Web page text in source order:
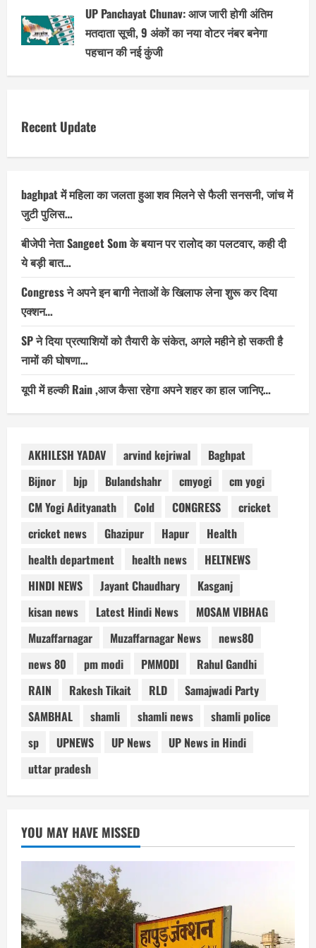
UP Panchayat Chunav: आज जारी होगी अंतिम
मतदाता सूची, 9 अंकों का नया वोटर नंबर बनेगा
पहचान की नई कुंजी
Recent Update
baghpat में महिला का जलता हुआ शव मिलने से फैली सनसनी, जांच में
जुटी पुलिस…
बीजेपी नेता Sangeet Som के बयान पर रालोद का पलटवार, कही दी
ये बड़ी बात…
Congress ने अपने इन बागी नेताओं के खिलाफ लेना शुरू कर दिया
एक्शन…
SP ने दिया प्रत्याशियों को तैयारी के संकेत, अगले महीने हो सकती है
नामों की घोषणा…
यूपी में हल्की Rain ,आज कैसा रहेगा अपने शहर का हाल जानिए…
AKHILESH YADAV arvind kejriwal
Baghpat
Bijnor
bjp Bulandshahr cmyogi
cm yogi
CM Yogi Adityanath
Cold CONGRESS
cricket
cricket news
Ghazipur Hapur
Health
health department
health news
HELTNEWS
HINDI NEWS
Jayant Chaudhary
Kasganj
kisan news
Latest Hindi News
MOSAM VIBHAG
Muzaffarnagar
Muzaffarnagar News
news80
news 80
pm modi PMMODI
Rahul Gandhi
RAIN
Rakesh Tikait RLD
Samajwadi Party
SAMBHAL
shamli shamli news
shamli police
sp
UPNEWS UP News
UP News in Hindi
uttar pradesh
YOU MAY HAVE MISSED